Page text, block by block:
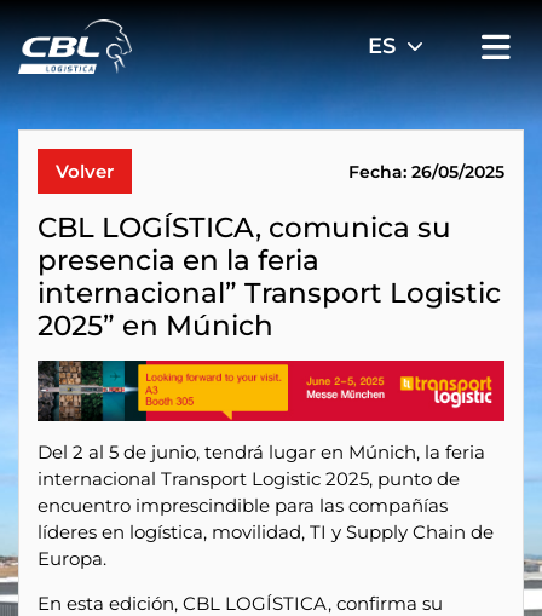
Volver Fecha: 26/05/2025
CBL LOGÍSTICA, comunica su
presencia en la feria
internacional” Transport Logistic
2025” en Múnich
Del 2 al 5 de junio, tendrá lugar en Múnich, la feria
internacional Transport Logistic 2025, punto de
encuentro imprescindible para las compañías
líderes en logística, movilidad, TI y Supply Chain de
Europa.
En esta edición, CBL LOGÍSTICA, confirma su